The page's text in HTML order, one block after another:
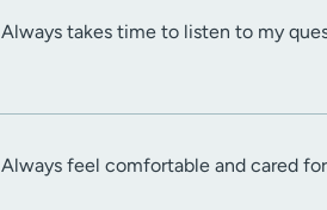
Always takes time to listen to my
Always feel comfortable and cared